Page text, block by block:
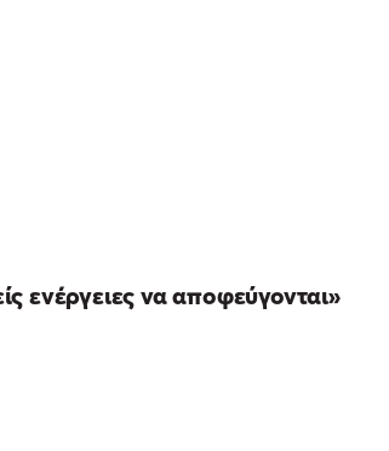
ενέργειες να αποφεύγονται»